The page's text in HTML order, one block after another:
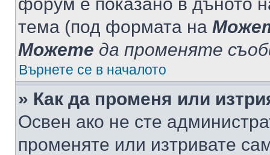
тема (под формата на
Можете да променяте
Върнете се в началото
» Как да променя или
Освен ако не сте
променяте или изтривате